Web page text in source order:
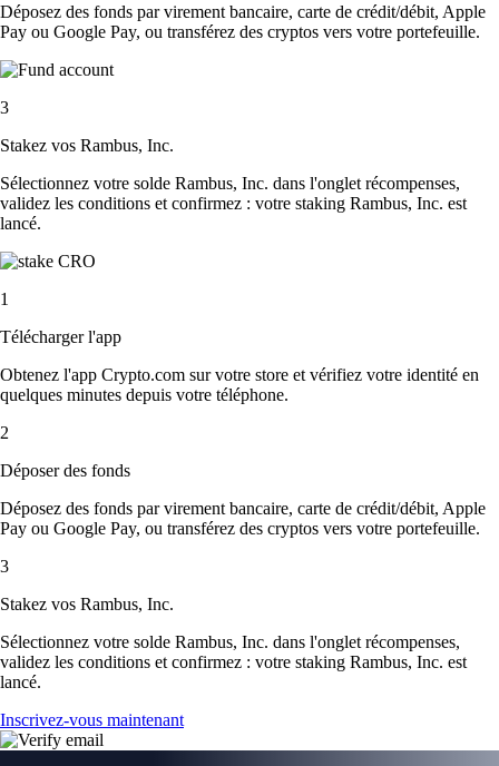
Déposez des fonds par virement bancaire, carte de crédit/débit, Apple
Pay ou Google Pay, ou transférez des cryptos vers votre portefeuille.
3
Stakez vos Rambus, Inc.
Sélectionnez votre solde Rambus, Inc. dans l'onglet récompenses,
validez les conditions et confirmez : votre staking Rambus, Inc. est
lancé.
1
Télécharger l'app
Obtenez l'app Crypto.com sur votre store et vérifiez votre identité en
quelques minutes depuis votre téléphone.
2
Déposer des fonds
Déposez des fonds par virement bancaire, carte de crédit/débit, Apple
Pay ou Google Pay, ou transférez des cryptos vers votre portefeuille.
3
Stakez vos Rambus, Inc.
Sélectionnez votre solde Rambus, Inc. dans l'onglet récompenses,
validez les conditions et confirmez : votre staking Rambus, Inc. est
lancé.
Inscrivez-vous maintenant